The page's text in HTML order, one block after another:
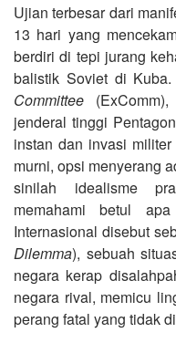
Ujian terbesar dari
13 hari yang
berdiri di tepi jurang
balistik Soviet di
Committee
jenderal tinggi
instan dan invasi
murni, opsi menyerang
sinilah idealisme
memahami betul
Internasional disebut
Dilemma), sebuah
negara kerap
negara rival, memicu
perang fatal yang tidak